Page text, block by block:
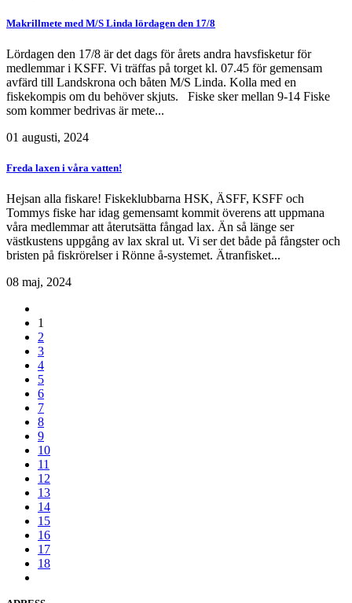
Makrillmete med M/S Linda lördagen den 17/8
Lördagen den 17/8 är det dags för årets andra havsfisketur för
medlemmar i KSFF. Vi träffas på torget kl. 07.45 för gemensam
avfärd till Landskrona och båten M/S Linda. Kolla med en
fiskekompis om du behöver skjuts. Fiske sker mellan 9-14 Fiske
som kommer bedrivas är mete...
01 augusti, 2024
Freda laxen i våra vatten!
Hejsan alla fiskare! Fiskeklubbarna HSK, ÄSFF, KSFF och
Tommys fiske har idag gemensamt kommit överens att uppmana
våra medlemmar att återutsätta fångad lax. Än så länge ser
västkustens uppgång av lax skral ut. Vi ser det både på fångster och
bristen på fiskrörelser i Rönne å-systemet. Ätranfisket...
08 maj, 2024
1
2
3
4
5
6
7
8
9
10
11
12
13
14
15
16
17
18